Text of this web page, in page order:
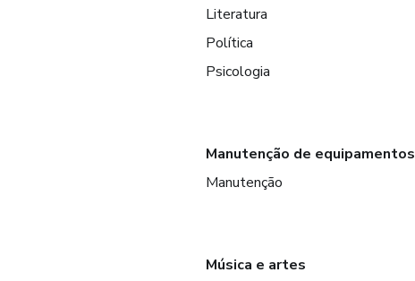
Literatura
Política
Psicologia
Manutenção de equipamentos
Manutenção
Música e artes